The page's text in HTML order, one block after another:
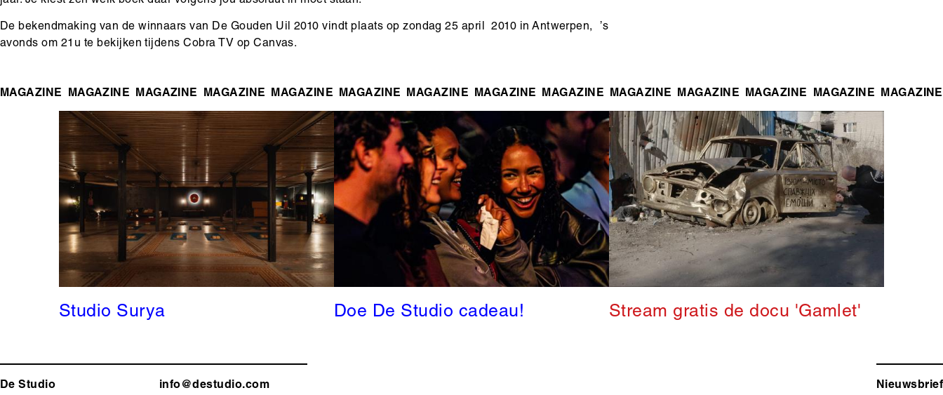
De bekendmaking van de winnaars van De Gouden Uil 2010 vindt plaats op zondag 25 april 2010 in Antwerpen, ’s
avonds om 21u te bekijken tijdens Cobra TV op Canvas.
MAGAZINE MAGAZINE MAGAZINE MAGAZINE MAGAZINE MAGAZINE MAGAZINE MAGAZINE MAGAZINE MAGAZINE MAGAZINE MAGAZINE MAGAZINE MAGAZINE
Studio Surya Doe De Studio cadeau! Stream gratis de docu 'Gamlet'
De Studio info@destudio.com Nieuwsbrief